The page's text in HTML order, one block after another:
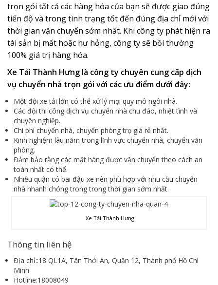
trọn gói tất cả các hàng hóa của bạn sẽ được giao đúng
tiến độ và trong tình trạng tốt đến đúng địa chỉ mới với
thời gian vận chuyển sớm nhất. Khi công ty phát hiện ra
tài sản bị mất hoặc hư hỏng, công ty sẽ bồi thường
100% giá trị hàng hóa.
Xe Tải Thành Hưng là công ty chuyên cung cấp dịch
vụ chuyển nhà trọn gói với các ưu điểm dưới đây:
Một đội xe tải lớn có thể xử lý mọi quy mô ngôi nhà.
Các đội thi công dịch vụ chuyển nhà chu đáo, nhiệt tình và
chuyên nghiệp.
Chi phí chuyển nhà, chuyển phòng trọ giá rẻ nhất.
Kinh nghiệm lâu năm trong lĩnh vực chuyển nhà, chuyển văn
phòng.
Đảm bảo rằng các mặt hàng được vận chuyển theo cách an
toàn nhất có thể.
Nhiều quận có bãi đậu xe nên phù hợp với nhu cầu chuyển
nhà nhanh chóng trong trong thời gian sớm nhất.
Xe Tải Thành Hưng
Thông tin liên hệ
Địa chỉ::18 QL1A, Tân Thới An, Quận 12, Thành phố Hồ Chí
Minh
Hotline:18008049